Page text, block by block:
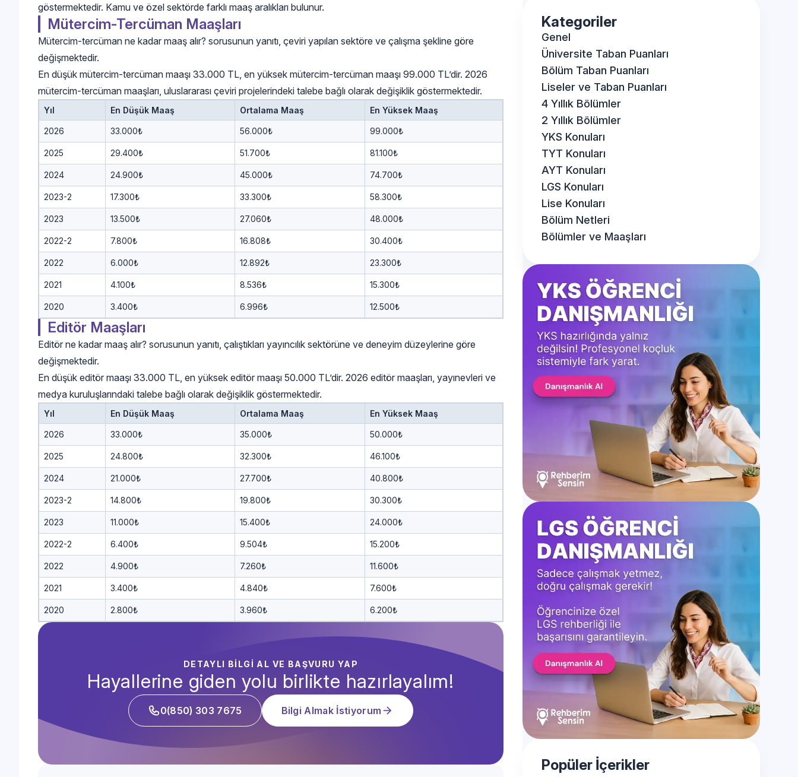
göstermektedir. Kamu ve özel sektörde farklı maaş aralıkları bulunur.
Mütercim-Tercüman Maaşları
Mütercim-tercüman ne kadar maaş alır? sorusunun yanıtı, çeviri yapılan sektöre ve çalışma şekline göre
değişmektedir.
En düşük mütercim-tercüman maaşı 33.000 TL, en yüksek mütercim-tercüman maaşı 99.000 TL’dir. 2026
mütercim-tercüman maaşları, uluslararası çeviri projelerindeki talebe bağlı olarak değişiklik göstermektedir.
Yıl En Düşük Maaş Ortalama Maaş En Yüksek Maaş
2026 33.000₺ 56.000₺ 99.000₺
2025 29.400₺ 51.700₺ 81.100₺
2024 24.900₺ 45.000₺ 74.700₺
2023-2 17.300₺ 33.300₺ 58.300₺
2023 13.500₺ 27.060₺ 48.000₺
2022-2 7.800₺ 16.808₺ 30.400₺
2022 6.000₺ 12.892₺ 23.300₺
2021 4.100₺ 8.536₺ 15.300₺
2020 3.400₺ 6.996₺ 12.500₺
Editör Maaşları
Editör ne kadar maaş alır? sorusunun yanıtı, çalıştıkları yayıncılık sektörüne ve deneyim düzeylerine göre
değişmektedir.
En düşük editör maaşı 33.000 TL, en yüksek editör maaşı 50.000 TL’dir. 2026 editör maaşları, yayınevleri ve
medya kuruluşlarındaki talebe bağlı olarak değişiklik göstermektedir.
Yıl En Düşük Maaş Ortalama Maaş En Yüksek Maaş
2026 33.000₺ 35.000₺ 50.000₺
2025 24.800₺ 32.300₺ 46.100₺
2024 21.000₺ 27.700₺ 40.800₺
2023-2 14.800₺ 19.800₺ 30.300₺
2023 11.000₺ 15.400₺ 24.000₺
2022-2 6.400₺ 9.504₺ 15.200₺
2022 4.900₺ 7.260₺ 11.600₺
2021 3.400₺ 4.840₺ 7.600₺
2020 2.800₺ 3.960₺ 6.200₺
DETAYLI BİLGİ AL VE BAŞVURU YAP
Hayallerine giden yolu birlikte hazırlayalım!
0(850) 303 7675 Bilgi Almak İstiyorum
Kategoriler
Genel
Üniversite Taban Puanları
Bölüm Taban Puanları
Liseler ve Taban Puanları
4 Yıllık Bölümler
2 Yıllık Bölümler
YKS Konuları
TYT Konuları
AYT Konuları
LGS Konuları
Lise Konuları
Bölüm Netleri
Bölümler ve Maaşları
Popüler İçerikler